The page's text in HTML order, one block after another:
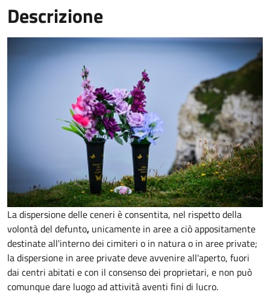
Descrizione
La dispersione delle ceneri è consentita, nel rispetto della
volontà del defunto, unicamente in aree a ciò appositamente
destinate all'interno dei cimiteri o in natura o in aree private;
la dispersione in aree private deve avvenire all'aperto, fuori
dai centri abitati e con il consenso dei proprietari, e non può
comunque dare luogo ad attività aventi fini di lucro.